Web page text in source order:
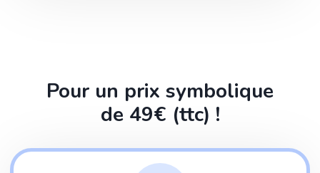
Pour un prix symbolique
de 49€ (ttc) !